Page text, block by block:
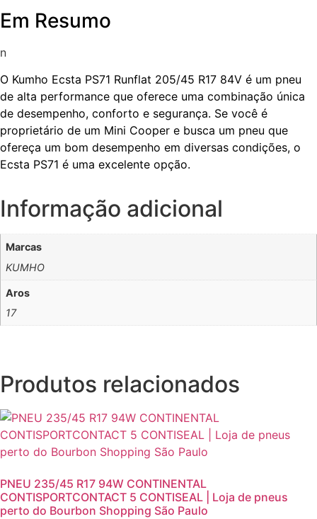
Em Resumo
n
O Kumho Ecsta PS71 Runflat 205/45 R17 84V é um pneu
de alta performance que oferece uma combinação única
de desempenho, conforto e segurança. Se você é
proprietário de um Mini Cooper e busca um pneu que
ofereça um bom desempenho em diversas condições, o
Ecsta PS71 é uma excelente opção.
Informação adicional
Marcas
KUMHO
Aros
17
Produtos relacionados
PNEU 235/45 R17 94W CONTINENTAL
CONTISPORTCONTACT 5 CONTISEAL | Loja de pneus
perto do Bourbon Shopping São Paulo